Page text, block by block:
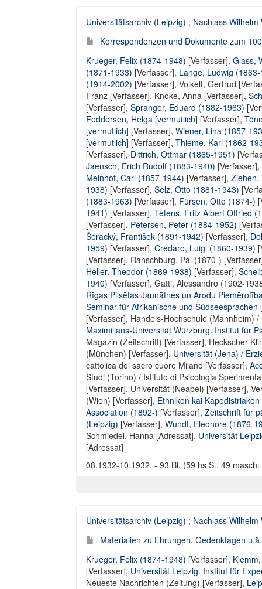
Universitätsarchiv (Leipzig) ; Nachlass Wilhelm
Korrespondenzen und Dokumente zum
Krueger, Felix (1874-1948) [Verfasser], Glass,
(1871-1933) [Verfasser], Lange, Ludwig
(1914-2002) [Verfasser], Volkelt, Gertrud
Franz [Verfasser], Knoke, Anna [Verfasser],
[Verfasser], Spranger, Eduard (1882-1963)
Feddersen, Helga [vermutlich] [Verfasser],
[vermutlich] [Verfasser], Wiener, Lina (1857-
[vermutlich] [Verfasser], Thieme, Karl (1862-
[Verfasser], Dittrich, Ottmar (1865-1951)
Jaensch, Erich Rudolf (1883-1940) [Verfasser],
Meinhof, Carl (1857-1944) [Verfasser], Ziehen,
1938) [Verfasser], Selz, Otto (1881-1943)
(1883-1963) [Verfasser], Fürsen, Otto (1874-)
1941) [Verfasser], Tetens, Fritz Albert Otfried
[Verfasser], Petersen, Peter (1884-1952)
Šeracký, František (1891-1942) [Verfasser],
1959) [Verfasser], Credaro, Luigi (1860-1939)
[Verfasser], Ranschburg, Pál (1870-)
Heller, Theodor (1869-1938) [Verfasser],
1940) [Verfasser], Gatti, Alessandro (1902-
Rīgas Pilsētas Jaunātnes un Arodu
Seminar für Afrikanische und Südseesprachen
[Verfasser], Handels-Hochschule (Mannheim)
Maximilians-Universität Würzburg. Institut für
Magazin (Zeitschrift) [Verfasser], Heckscher-
(München) [Verfasser], Universität (Jena) /
cattolica del sacro cuore Milano [Verfasser],
Studi (Torino) / Istituto di Psicologia
[Verfasser], Universität (Neapel) [Verfasser],
(Wien) [Verfasser], Ethnikon kai
Association (1892-) [Verfasser], Zeitschrift für
(Leipzig) [Verfasser], Wundt, Eleonore (1876-
Schmiedel, Hanna [Adressat], Universität
[Adressat]
08.1932-10.1932. - 93 Bl. (59 hs S., 49
Universitätsarchiv (Leipzig) ; Nachlass Wilhelm
Materialien zu Ehrungen, Gedenktagen
Krueger, Felix (1874-1948) [Verfasser],
[Verfasser], Universität Leipzig. Institut für
Neueste Nachrichten (Zeitung) [Verfasser],